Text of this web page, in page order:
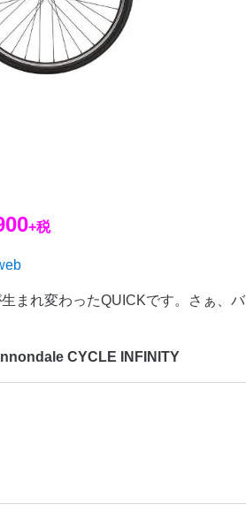
+税
まれ変わったQUICKです。さぁ、バ
CYCLE INFINITY